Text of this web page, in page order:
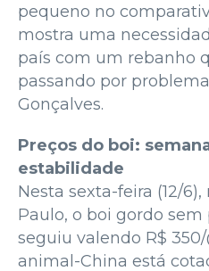
pequeno no
mostra uma
país com um rebanho
passando por
Gonçalves.
Preços do boi:
estabilidade
Nesta sexta-feira (12/
Paulo, o boi gordo
seguiu valendo R$
animal-China está